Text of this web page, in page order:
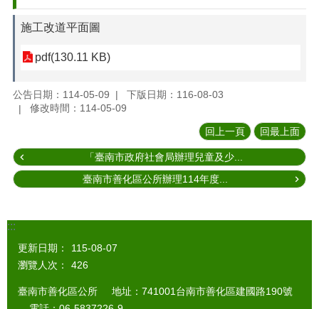
施工改道平面圖
pdf(130.11 KB)
公告日期：114-05-09
下版日期：116-08-03
修改時間：114-05-09
回上一頁 回最上面
「臺南市政府社會局辦理兒童及少...
臺南市善化區公所辦理114年度...
:::
更新日期：
115-08-07
瀏覽人次：
426
臺南市善化區公所 地址：741001台南市善化區建國路190號